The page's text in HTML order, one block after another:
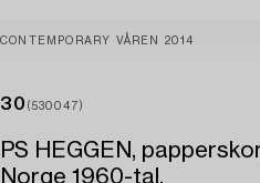
CONTEMPORARY VÅREN 2014
30 (530047)
PS HEGGEN,
Norge 1960-tal.